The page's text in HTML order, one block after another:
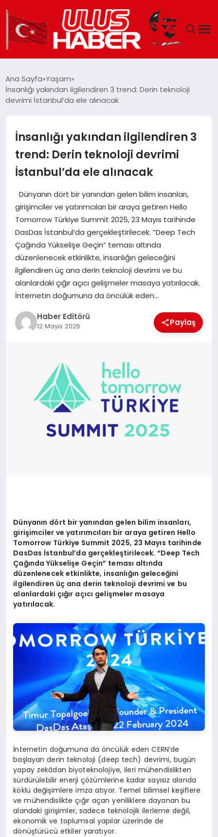
DÜNYA
TEKNOLOJI
EĞITIM
MAGAZIN
SPOR
YAŞAM
Ana Sayfa Yaşam
İnsanlığı yakından ilgilendiren 3 trend: Derin teknoloji
devrimi İstanbul’da ele alınacak
İnsanlığı yakından ilgilendiren 3
trend: Derin teknoloji devrimi
İstanbul’da ele alınacak
Dünyanın dört bir yanından gelen bilim insanları,
girişimciler ve yatırımcıları bir araya getiren Hello
Tomorrow Türkiye Summit 2025, 23 Mayıs tarihinde
DasDas İstanbul’da gerçekleştirilecek. “Deep Tech
Çağında Yükselişe Geçin” teması altında
düzenlenecek etkinlikte, insanlığın geleceğini
ilgilendiren üç ana derin teknoloji devrimi ve bu
alanlardaki çığır açıcı gelişmeler masaya yatırılacak.
İnternetin doğumuna da öncülük eden…
Haber Editörü
12 Mayıs 2025 Paylaş
Dünyanın dört bir yanından gelen bilim insanları,
girişimciler ve yatırımcıları bir araya getiren Hello
Tomorrow Türkiye Summit 2025, 23 Mayıs tarihinde
DasDas İstanbul’da gerçekleştirilecek. “Deep Tech
Çağında Yükselişe Geçin” teması altında
düzenlenecek etkinlikte, insanlığın geleceğini
ilgilendiren üç ana derin teknoloji devrimi ve bu
alanlardaki çığır açıcı gelişmeler masaya
yatırılacak.
İnternetin doğumuna da öncülük eden CERN’de
başlayan derin teknoloji (deep tech) devrimi, bugün
yapay zekâdan biyoteknolojiye, ileri mühendislikten
sürdürülebilir enerji çözümlerine kadar sayısız alanda
köklü değişimlere imza atıyor. Temel bilimsel keşiflere
ve mühendislikte çığır açan yeniliklere dayanan bu
alandaki girişimler, sadece teknolojik ilerleme değil,
ekonomik ve toplumsal yapılar üzerinde de
dönüştürücü etkiler yaratıyor.